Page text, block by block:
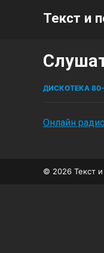
Текст и
ДИСКОТЕКА
Онлайн радио
© 2026 Текст